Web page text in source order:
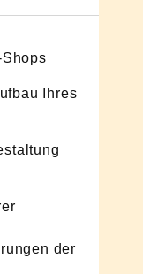
Ihres
der